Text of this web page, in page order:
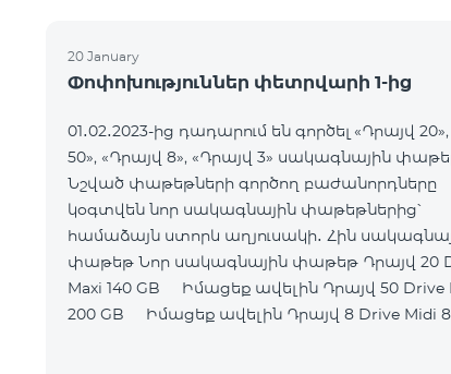
20 January
Փոփոխություններ փետրվարի 1-ից
01․02․2023-ից դադարում են գործել «Դրայվ
50», «Դրայվ 8», «Դրայվ 3» սակագնային
Նշված փաթեթների գործող բաժանորդները
կօգտվեն նոր սակագնային փաթեթներից՝
համաձայն ստորև աղյուսակի․ Հին սակագնային
փաթեթ Նոր սակագնային փաթեթ Դրայվ 20 Drive
Maxi 140 GB Իմացեք ավելին Դրայվ 50 Drive Maxi+
200 GB Իմացեք ավելին Դրայվ 8